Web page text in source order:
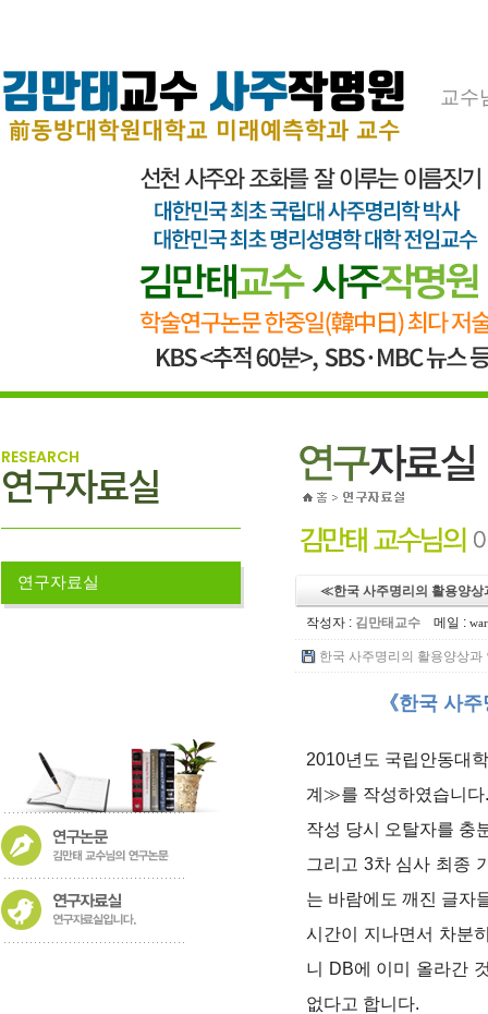
교수
RESEARCH
연구자료실
연구자료실 ≪한국 사주명리의 활용양
작성자 : 김만태교수 메일 :
한국 사주명리의 활용양상
《한국 사
2010년도 국립안동대
계≫를 작성하였습니다.
작성 당시 오탈자를 충
그리고 3차 심사 최종
는 바람에도 깨진 글자
시간이 지나면서 차분
니 DB에 이미 올라간
없다고 합니다.